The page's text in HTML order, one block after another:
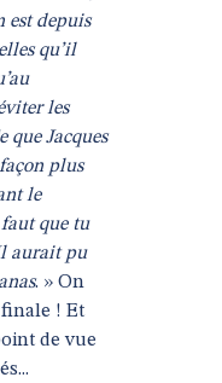
est depuis
qu’il
les
que Jacques
plus
le
que tu
aurait pu
. » On
! Et
de vue